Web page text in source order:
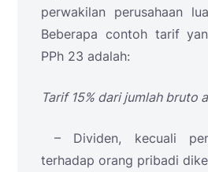
perwakilan perusahaan
Beberapa contoh tarif
PPh 23 adalah:
Tarif 15% dari jumlah bruto
– Dividen, kecuali
terhadap orang pribadi